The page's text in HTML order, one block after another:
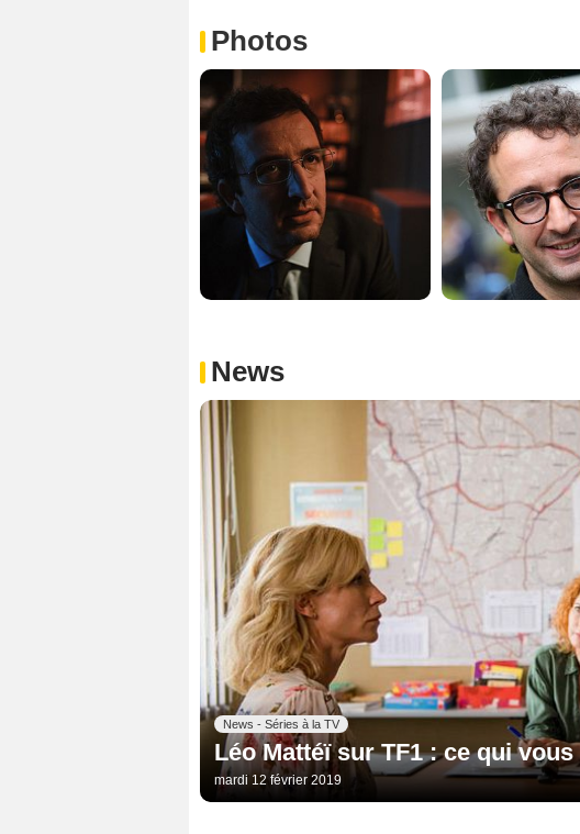
Photos
News
News - Séries à la TV
Léo Mattéï sur TF1 : ce qui
mardi 12 février 2019